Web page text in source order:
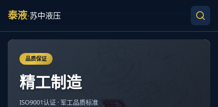
泰液·苏中液压
品质保证
精工制造
ISO9001认证 · 军工品质标准